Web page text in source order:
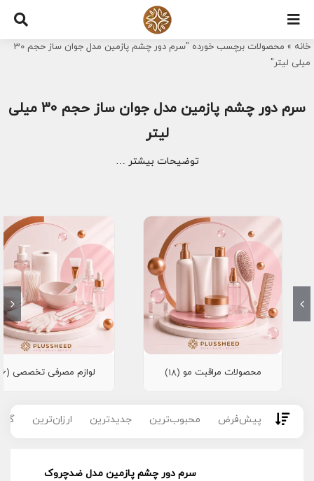
Skip
content
خانه »
محصولات برچسب خورده "سرم دور چشم پازمین مدل جوان ساز حجم 30
میلی لیتر"
سرم دور چشم پازمین مدل جوان ساز حجم 30 میلی
لیتر
توضیحات بیشتر …
محصولات مراقبت مو (18) لوازم مصرفی تخصصی (16)
پیش‌فرض محبوب‌ترین جدیدترین ارزان‌ترین
سرم دور چشم پازمین مدل ضدچروک